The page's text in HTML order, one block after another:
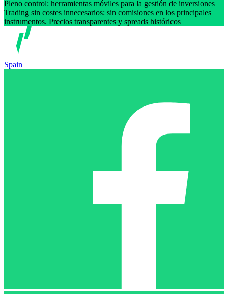
Pleno control: herramientas móviles para la gestión de inversiones
Trading sin costes innecesarios: sin comisiones en los principales
instrumentos. Precios transparentes y spreads históricos
Spain